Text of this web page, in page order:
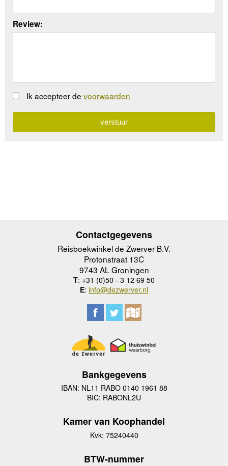
Review:
Ik accepteer de voorwaarden
Contactgegevens
Reisboekwinkel de Zwerver B.V.
Protonstraat 13C
9743 AL Groningen
T: +31 (0)50 - 3 12 69 50
E: info@dezwerver.nl
Bankgegevens
IBAN: NL11 RABO 0140 1961 88
BIC: RABONL2U
Kamer van Koophandel
Kvk: 75240440
BTW-nummer